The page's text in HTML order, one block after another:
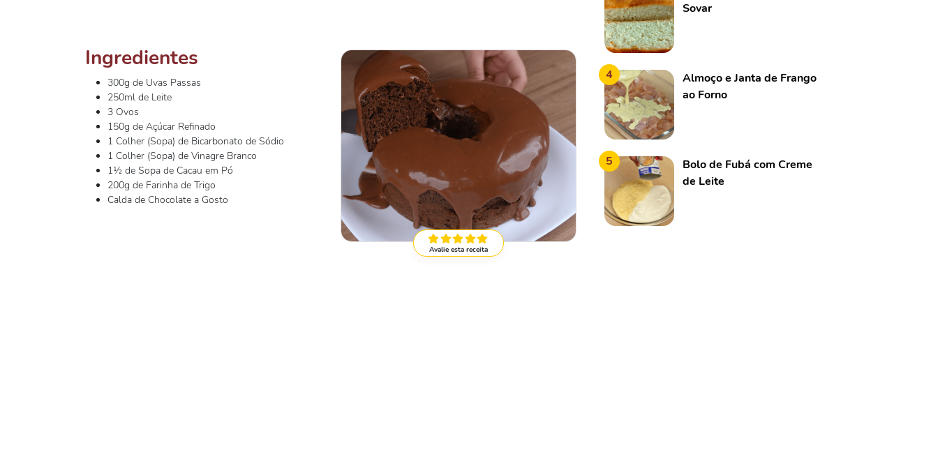
Avalie esta receita
Ingredientes
300g de Uvas Passas
250ml de Leite
3 Ovos
150g de Açúcar Refinado
1 Colher (Sopa) de Bicarbonato de Sódio
1 Colher (Sopa) de Vinagre Branco
1½ de Sopa de Cacau em Pó
200g de Farinha de Trigo
Calda de Chocolate a Gosto
Sovar
4
Almoço e Janta de Frango
ao Forno
5
Bolo de Fubá com Creme
de Leite